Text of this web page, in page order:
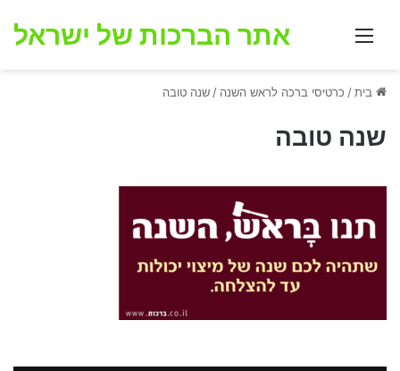
תפריט אתר הברכות של ישראל
בית/ כרטיסי ברכה לראש השנה / שנה טובה
שנה טובה